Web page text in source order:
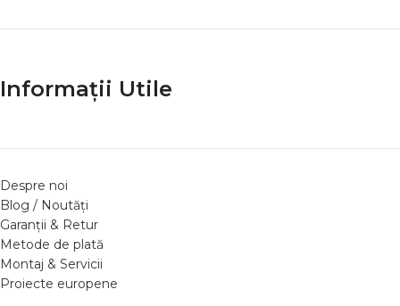
Informații Utile
Despre noi
Blog / Noutăți
Garanții & Retur
Metode de plată
Montaj & Servicii
Proiecte europene